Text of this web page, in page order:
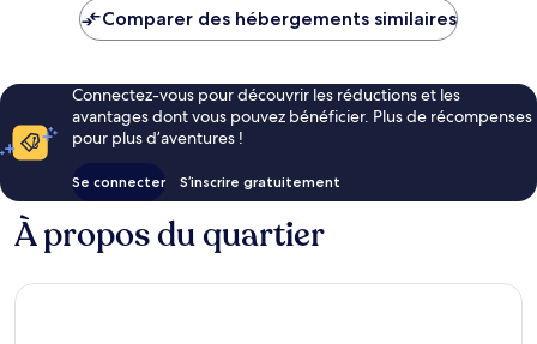
de
Comparer des hébergements similaires
Connectez-vous pour découvrir les réductions et les
avantages dont vous pouvez bénéficier. Plus de récompenses
pour plus d’aventures !
Se connecter S’inscrire gratuitement
À propos du quartier